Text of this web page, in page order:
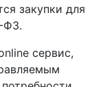
закупки для
ФЗ.
сервис,